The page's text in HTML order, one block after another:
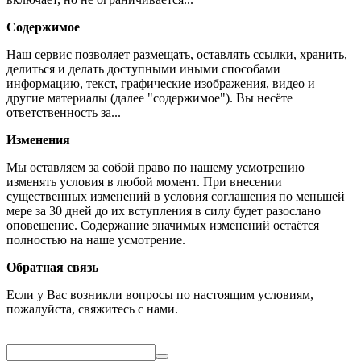
Содержимое
Наш сервис позволяет размещать, оставлять ссылки, хранить,
делиться и делать доступными иными способами
информацию, текст, графические изображения, видео и
другие материалы (далее "содержимое"). Вы несёте
ответственность за...
Изменения
Мы оставляем за собой право по нашему усмотрению
изменять условия в любой момент. При внесении
существенных изменений в условия соглашения по меньшей
мере за 30 дней до их вступления в силу будет разослано
оповещение. Содержание значимых изменений остаётся
полностью на наше усмотрение.
Обратная связь
Если у Вас возникли вопросы по настоящим условиям,
пожалуйста, свяжитесь с нами.